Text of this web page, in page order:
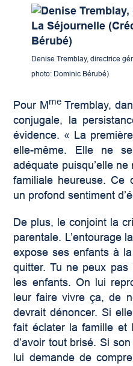
Denise Tremblay, directrice
photo: Dominic Bérubé)
Pour M meTremblay,
conjugale, la
évidence. « La
elle-même. Elle ne
adéquate puisqu’elle
familiale heureuse. Ce
un profond sentiment
De plus, le conjoint la
parentale. L’entourage
expose ses enfants à
quitter. Tu ne peux pas
les enfants. On lui
leur faire vivre ça, de
devrait dénoncer. Si
fait éclater la famille et
d’avoir tout brisé. Si
lui demande de